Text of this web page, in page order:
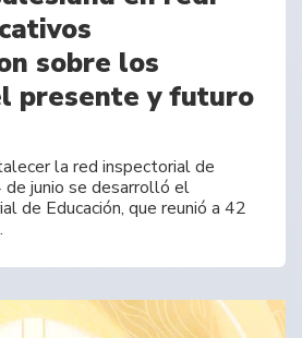
sobre los
presente y futuro
la red inspectorial de
de junio se desarrolló el
de Educación, que reunió a 42